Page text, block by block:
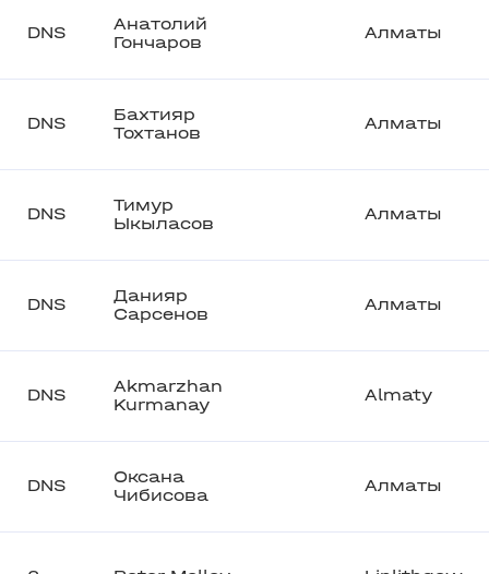
DNS
Анатолий
Гончаров
Алматы
DNS
Бахтияр
Тохтанов
Алматы
DNS
Тимур
Ыкыласов
Алматы
DNS
Данияр
Сарсенов
Алматы
DNS
Akmarzhan
Kurmanay
Almaty
DNS
Оксана
Чибисова
Алматы